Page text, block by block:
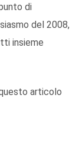
di
del 2008,
insieme
articolo